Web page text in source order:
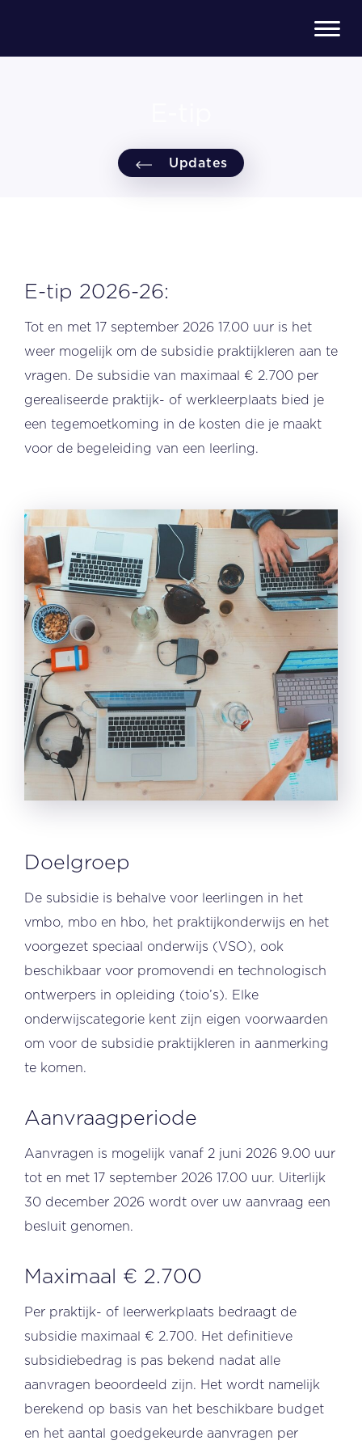
Updates
E-tip 2026-26:
Tot en met 17 september 2026 17.00 uur is het
weer mogelijk om de subsidie praktijkleren aan te
vragen. De subsidie van maximaal € 2.700 per
gerealiseerde praktijk- of werkleerplaats bied je
een tegemoetkoming in de kosten die je maakt
voor de begeleiding van een leerling.
Doelgroep
De subsidie is behalve voor leerlingen in het
vmbo, mbo en hbo, het praktijkonderwijs en het
voorgezet speciaal onderwijs (VSO), ook
beschikbaar voor promovendi en technologisch
ontwerpers in opleiding (toio’s). Elke
onderwijscategorie kent zijn eigen voorwaarden
om voor de subsidie praktijkleren in aanmerking
te komen.
Aanvraagperiode
Aanvragen is mogelijk vanaf 2 juni 2026 9.00 uur
tot en met 17 september 2026 17.00 uur. Uiterlijk
30 december 2026 wordt over uw aanvraag een
besluit genomen.
Maximaal € 2.700
Per praktijk- of leerwerkplaats bedraagt de
subsidie maximaal € 2.700. Het definitieve
subsidiebedrag is pas bekend nadat alle
aanvragen beoordeeld zijn. Het wordt namelijk
berekend op basis van het beschikbare budget
en het aantal goedgekeurde aanvragen per